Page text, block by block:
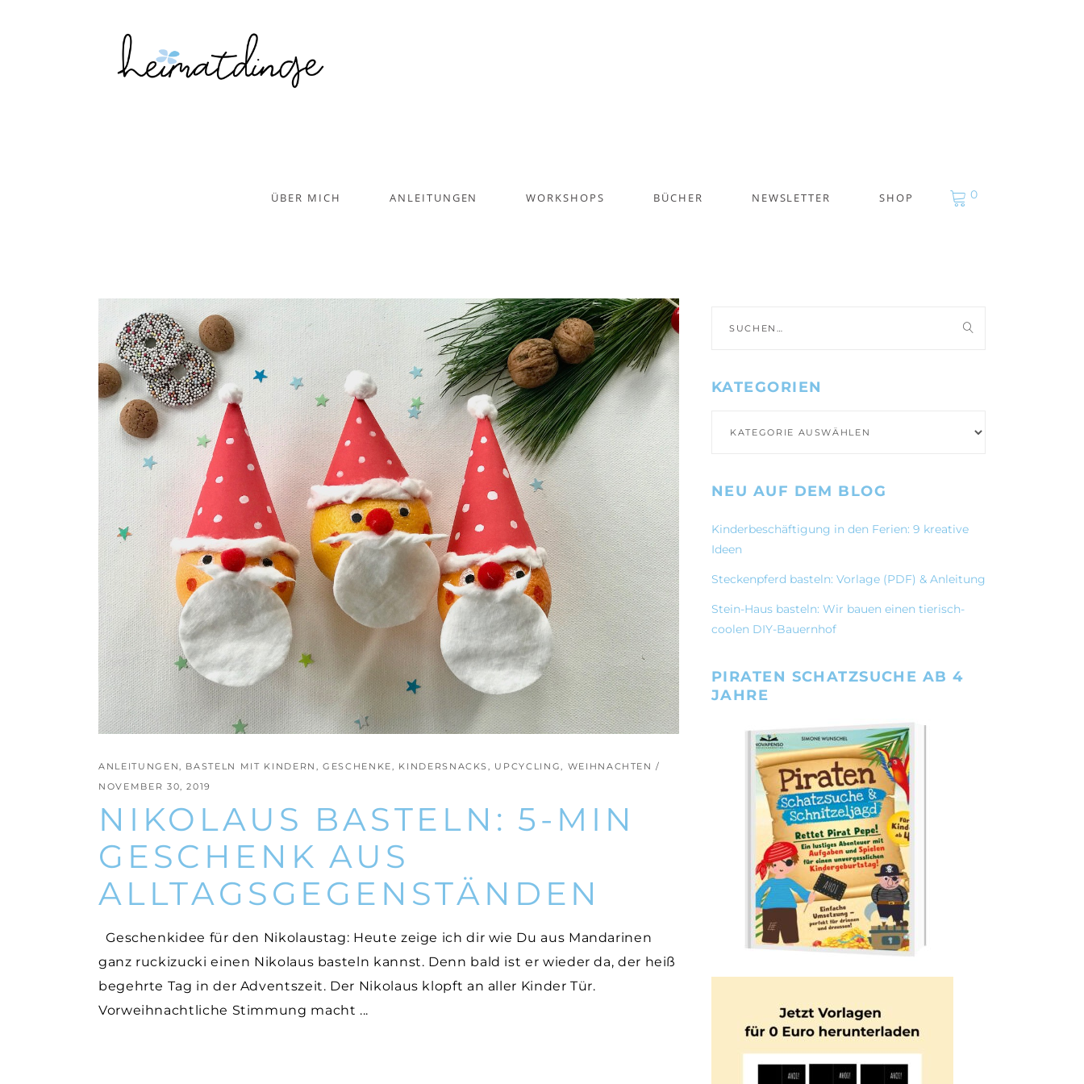
ÜBER MICH ANLEITUNGEN WORKSHOPS BÜCHER NEWSLETTER SHOP 0
ANLEITUNGEN, BASTELN MIT KINDERN ,GESCHENKE, KINDERSNACKS, UPCYCLING, WEIHNACHTEN
NOVEMBER 30, 2019
NIKOLAUS BASTELN: 5-MIN
GESCHENK AUS
ALLTAGSGEGENSTÄNDEN
Geschenkidee für den Nikolaustag: Heute zeige ich dir wie Du aus Mandarinen
ganz ruckizucki einen Nikolaus basteln kannst. Denn bald ist er wieder da, der heiß
begehrte Tag in der Adventszeit. Der Nikolaus klopft an aller Kinder Tür.
Vorweihnachtliche Stimmung macht
nach:
KATEGORIEN
NEU AUF DEM BLOG
Kinderbeschäftigung in den Ferien: 9 kreative
Ideen
Steckenpferd basteln: Vorlage (PDF) & Anleitung
Stein-Haus basteln: Wir bauen einen tierisch-
coolen DIY-Bauernhof
PIRATEN SCHATZSUCHE AB 4
JAHRE